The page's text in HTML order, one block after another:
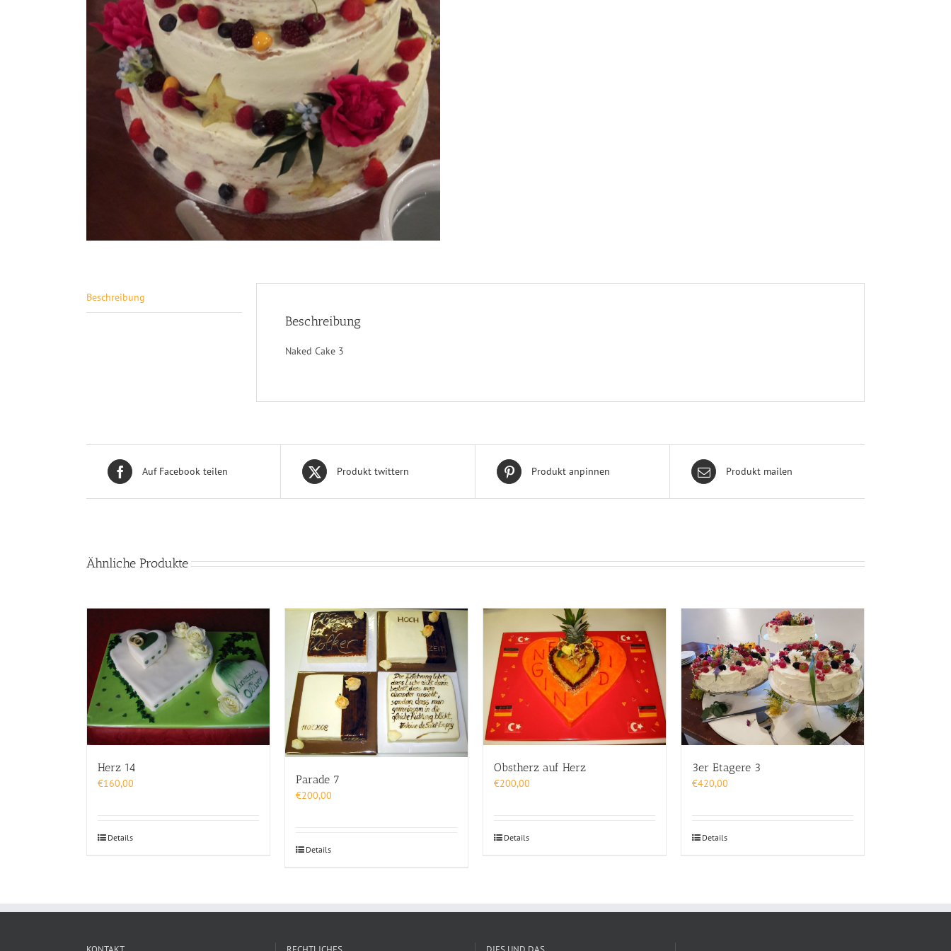
Beschreibung
Beschreibung
Naked Cake 3
Auf Facebook teilen Produkt twittern Produkt anpinnen Produkt mailen
Ähnliche Produkte
Herz 14
€160,00
Details
Parade 7
€200,00
Details
Obstherz auf Herz
€200,00
Details
3er Etagere 3
€420,00
Details